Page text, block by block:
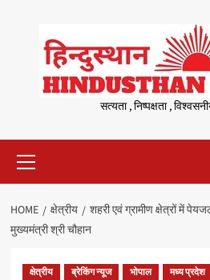
content
सत्यता , निष्पक्षता ,
Menu
HOME क्षेत्रीय
शहरी एवं ग्रामीण क्षेत्रों में
मुख्यमंत्री श्री चौहान
क्षेत्रीय ब्रेकिंग न्यूज भोपाल मध्य प्रदेश